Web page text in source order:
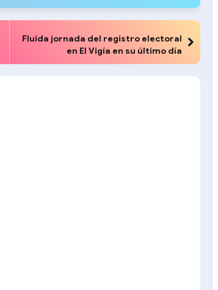
Fluida jornada del registro electoral
en El Vigía en su último día